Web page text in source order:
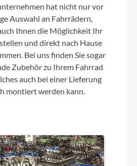
hat nicht nur vor
Auswahl an Fahrrädern,
Ihnen die Möglichkeit Ihr
und direkt nach Hause
Bei uns finden Sie sogar
Zubehör zu Ihrem Fahrrad
auch bei einer Lieferung
montiert werden kann.